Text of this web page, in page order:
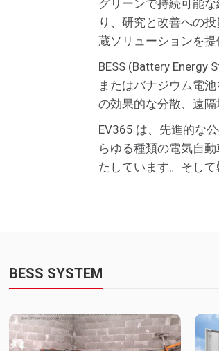
グリーンで持続可能
り、研究と改善への
蔵ソリューションを提
BESS (Battery Energy
またはバナジウム電
の効果的な分散、遠
EV365 は、先進的な
らゆる種類の電気自
たしています。そし
BESS SYSTEM